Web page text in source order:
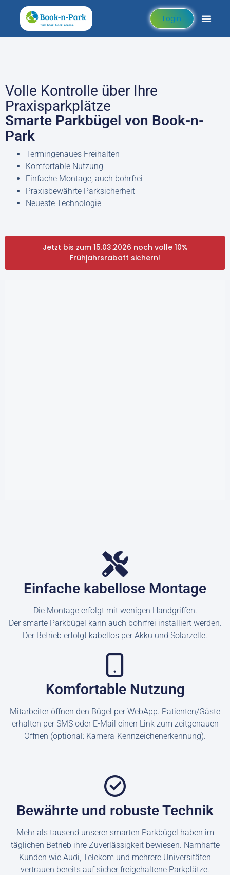
Login
Volle Kontrolle über Ihre
Praxisparkplätze
Smarte Parkbügel von Book-n-
Park
Termingenaues Freihalten
Komfortable Nutzung
Einfache Montage, auch bohrfrei
Praxisbewährte Parksicherheit
Neueste Technologie
Jetzt bis zum 15.03.2026 noch volle 10%
Frühjahrsrabatt sichern!
Einfache kabellose Montage
Die Montage erfolgt mit wenigen Handgriffen.
Der smarte Parkbügel kann auch bohrfrei installiert werden.
Der Betrieb erfolgt kabellos per Akku und Solarzelle.
Komfortable Nutzung
Mitarbeiter öffnen den Bügel per WebApp. Patienten/Gäste
erhalten per SMS oder E-Mail einen Link zum zeitgenauen
Öffnen (optional: Kamera-Kennzeichenerkennung).
Bewährte und robuste Technik
Mehr als tausend unserer smarten Parkbügel haben im
täglichen Betrieb ihre Zuverlässigkeit bewiesen. Namhafte
Kunden wie Audi, Telekom und mehrere Universitäten
vertrauen bereits auf sicher freigehaltene Parkplätze.